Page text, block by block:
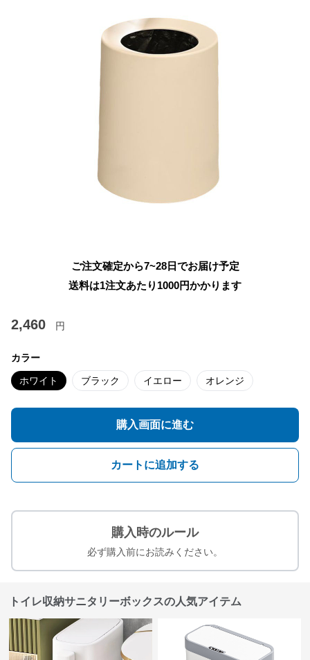
ご注文確定から7~28日でお届け予定
送料は1注文あたり 1000円かかります
2,460 円
カラー
ホワイト ブラック イエロー オレンジ
購入画面に進む
カートに追加する
購入時のルール
必ず購入前にお読みください。
トイレ収納サニタリーボックスの人気アイテム